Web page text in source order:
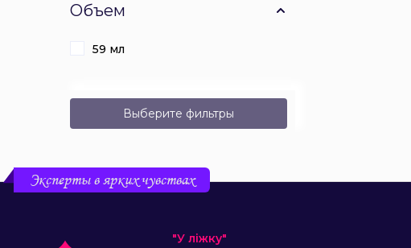
Объем
59 мл
Выберите фильтры
Эксперты в ярких чувствах
"У ліжку"